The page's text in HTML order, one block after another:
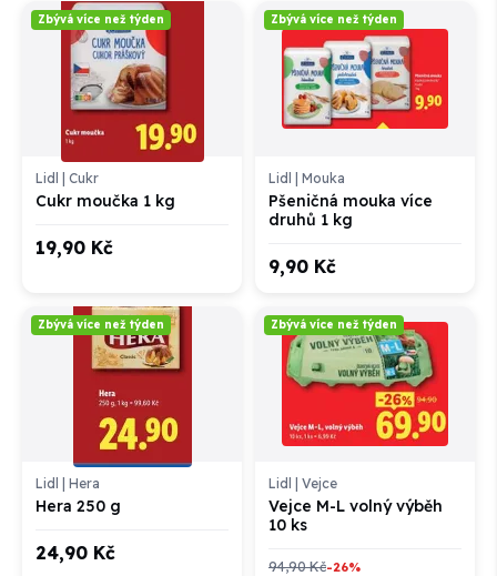
Zbývá více než týden
Lidl Cukr
Cukr moučka 1 kg
19,90 Kč
Zbývá více než týden
Lidl Mouka
Pšeničná mouka více
druhů 1 kg
9,90 Kč
Zbývá více než týden
Lidl Hera
Hera 250 g
24,90 Kč
Zbývá více než týden
Lidl Vejce
Vejce M-L volný výběh
10 ks
94,90 Kč-26%